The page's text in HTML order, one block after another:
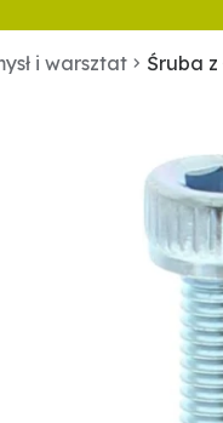
i warsztat Śruba z